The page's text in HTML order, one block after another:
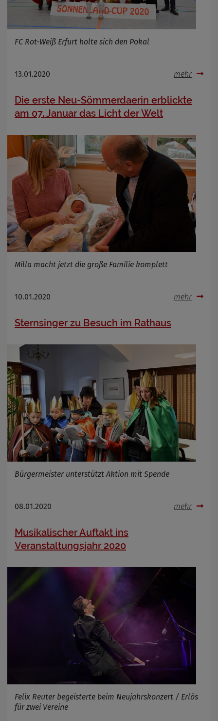
FC Rot-Weiß Erfurt holte sich den Pokal
13.01.2020 mehr
Die erste Neu-Sömmerdaerin erblickte
am 07. Januar das Licht der Welt
Milla macht jetzt die große Familie komplett
10.01.2020 mehr
Sternsinger zu Besuch im Rathaus
Bürgermeister unterstützt Aktion mit Spende
08.01.2020 mehr
Musikalischer Auftakt ins
Veranstaltungsjahr 2020
Felix Reuter begeisterte beim Neujahrskonzert / Erlös
für zwei Vereine